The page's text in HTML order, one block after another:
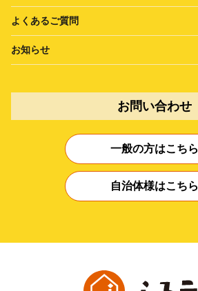
よくあるご質問
お知らせ
お問い合わせ
一般の方はこちら
自治体様はこちら